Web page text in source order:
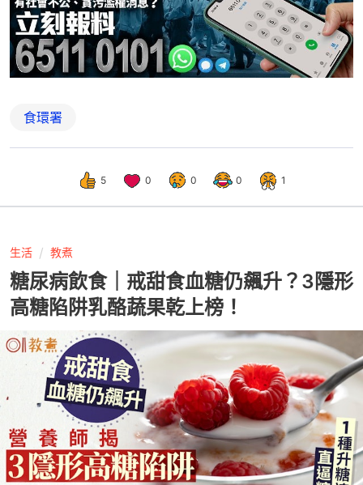
食環署
5 0 0 0 1
生活 教煮
糖尿病飲食｜戒甜食血糖仍飆升？3隱形
高糖陷阱乳酪蔬果乾上榜！